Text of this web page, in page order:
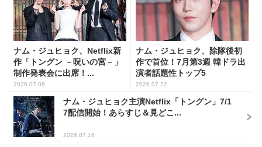
ナム・ジュヒョク、Netflix新
作「トングン －呪いの宮－」
制作発表会に出席！...
2026.07.08
ナム・ジュヒョク、除隊後初
作で首位！7月第3週 韓ドラ出
演者話題性トップ5
2026.07.22
ナム・ジュヒョク主演Netflix「トングン」7/1
7配信開始！あらすじ＆見どこ...
2026.07.16